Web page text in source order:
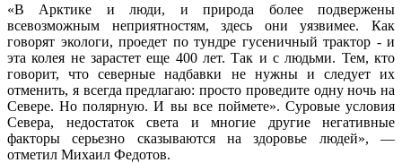
«В Арктике и люди, и природа более подвержены
всевозможным неприятностям, здесь они уязвимее. Как
говорят экологи, проедет по тундре гусеничный трактор - и
эта колея не зарастет еще 400 лет. Так и с людьми. Тем, кто
говорит, что северные надбавки не нужны и следует их
отменить, я всегда предлагаю: просто проведите одну ночь на
Севере. Но полярную. И вы все поймете». Суровые условия
Севера, недостаток света и многие другие негативные
факторы серьезно сказываются на здоровье людей», —
отметил Михаил Федотов.